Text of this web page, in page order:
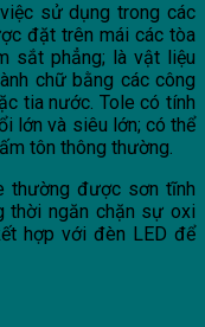
sử dụng trong các
đặt trên mái các tòa
sắt phẳng; là vật liệu
chữ bằng các công
tia nước. Tole có tính
lớn và siêu lớn; có thể
tôn thông thường.
thường được sơn tĩnh
thời ngăn chặn sự oxi
hợp với đèn LED để